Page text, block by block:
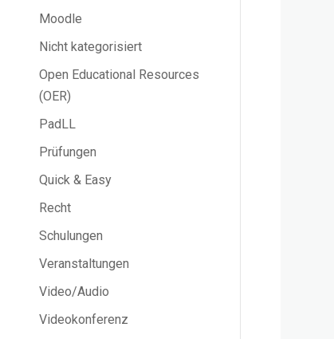
Moodle
Nicht kategorisiert
Open Educational Resources
(OER)
PadLL
Prüfungen
Quick & Easy
Recht
Schulungen
Veranstaltungen
Video/Audio
Videokonferenz